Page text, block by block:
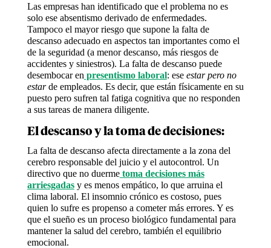
Las empresas han identificado que el problema no es
solo ese absentismo derivado de enfermedades.
Tampoco el mayor riesgo que supone la falta de
descanso adecuado en aspectos tan importantes como el
de la seguridad (a menor descanso, más riesgos de
accidentes y siniestros). La falta de descanso puede
desembocar en presentismo laboral: ese estar pero no
estarde empleados. Es decir, que están físicamente en su
puesto pero sufren tal fatiga cognitiva que no responden
a sus tareas de manera diligente.
El descanso y la toma de decisiones:
La falta de descanso afecta directamente a la zona del
cerebro responsable del juicio y el autocontrol. Un
directivo que no duermetoma decisiones más
arriesgadasy es menos empático, lo que arruina el
clima laboral. El insomnio crónico es costoso, pues
quien lo sufre es propenso a cometer más errores. Y es
que el sueño es un proceso biológico fundamental para
mantener la salud del cerebro, también el equilibrio
emocional.